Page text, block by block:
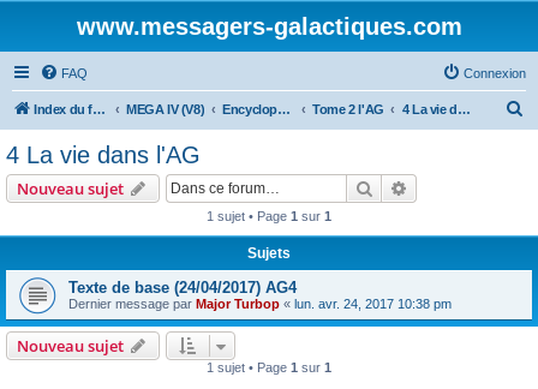
www.messagers-galactiques.com
FAQ Connexion
Index du forum MEGA IV (V8) Encyclopédie (V8) Tome 2 l'AG 4 La vie dans l'AG
4 La vie dans l'AG
Nouveau sujet Rechercher
1 sujet • Page 1 sur 1
Sujets
Texte de base (24/04/2017) AG4
Dernier message par Major Turbop « lun. avr. 24, 2017 10:38 pm
Nouveau sujet
1 sujet • Page 1 sur 1